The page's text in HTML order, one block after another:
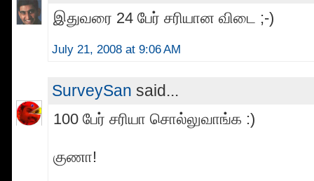
இதுவரை 24 பேர் சரியான விடை ;-)
July 21, 2008 at 9:06 AM
SurveySan said...
100 பேர் சரியா சொல்லுவாங்க :)
குணா!